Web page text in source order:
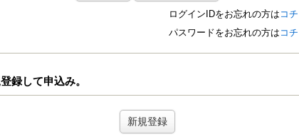
ログインIDをお忘れの方は コ
パスワードをお忘れの方は コ
録して申込み。